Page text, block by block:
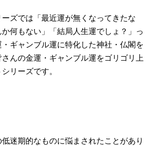
ズでは「最近運が無くなってきたな
何もない」「結局人生運でしょ？」っ
ギャンブル運に特化した神社・仏閣を
んの金運・ギャンブル運をゴリゴリ上
リーズです。
迷期的なものに悩まされたことがあり